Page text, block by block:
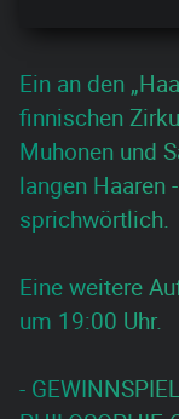
Ein an den
finnischen
Muhonen und
langen
sprichwörtlich.
Eine weitere
um 19:00 Uhr.
-